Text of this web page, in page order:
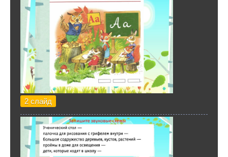
2 слайд